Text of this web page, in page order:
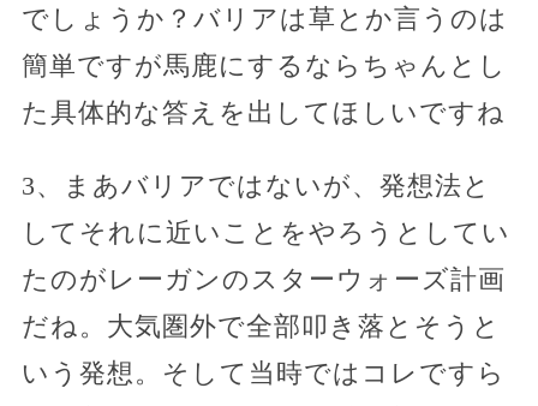
でしょうか？バリアは草とか言うのは
簡単ですが馬鹿にするならちゃんとし
た具体的な答えを出してほしいですね
3、まあバリアではないが、発想法と
してそれに近いことをやろうとしてい
たのがレーガンのスターウォーズ計画
だね。大気圏外で全部叩き落とそうと
いう発想。そして当時ではコレですら